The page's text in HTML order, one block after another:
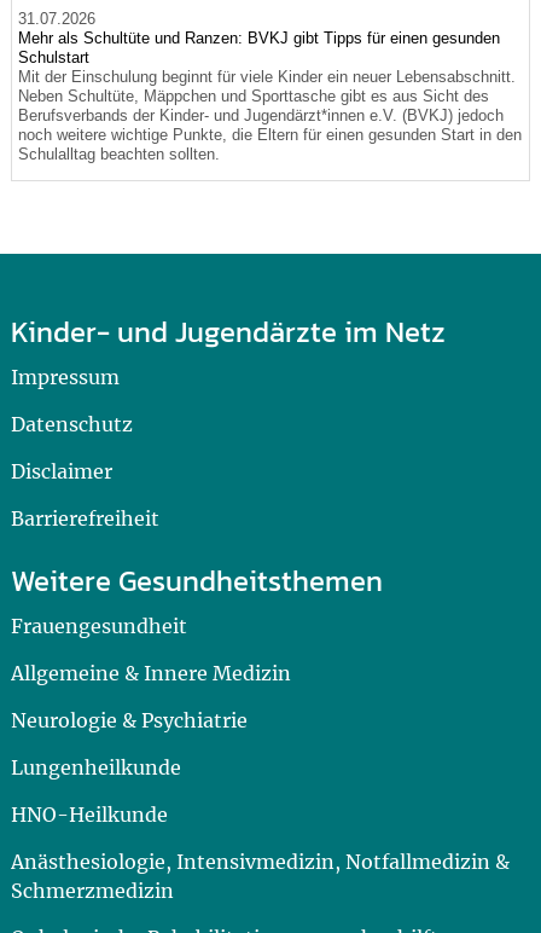
31.07.2026
Mehr als Schultüte und Ranzen: BVKJ gibt Tipps für einen gesunden
Schulstart
Mit der Einschulung beginnt für viele Kinder ein neuer Lebensabschnitt.
Neben Schultüte, Mäppchen und Sporttasche gibt es aus Sicht des
Berufsverbands der Kinder- und Jugendärzt*innen e.V. (BVKJ) jedoch
noch weitere wichtige Punkte, die Eltern für einen gesunden Start in den
Schulalltag beachten sollten.
Kinder- und Jugendärzte im Netz
Impressum
Datenschutz
Disclaimer
Barrierefreiheit
Weitere Gesundheitsthemen
Frauengesundheit
Allgemeine & Innere Medizin
Neurologie & Psychiatrie
Lungenheilkunde
HNO-Heilkunde
Anästhesiologie, Intensivmedizin, Notfallmedizin &
Schmerzmedizin